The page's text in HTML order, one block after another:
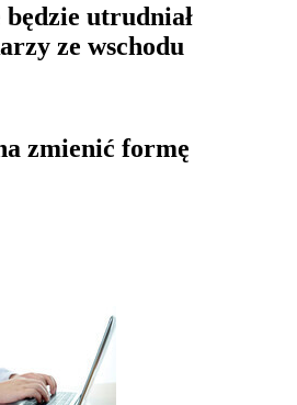
utrudniał
ze wschodu
zmienić formę